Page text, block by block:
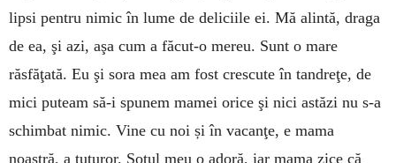
lipsi pentru nimic în lume de deliciile ei. Mă alintă, draga
de ea, şi azi, aşa cum a făcut-o mereu. Sunt o mare
răsfăţată. Eu şi sora mea am fost crescute în tandreţe, de
mici puteam să-i spunem mamei orice şi nici astăzi nu s-a
schimbat nimic. Vine cu noi și în vacanţe, e mama
noastră, a tuturor. Soţul meu o adoră, iar mama zice că